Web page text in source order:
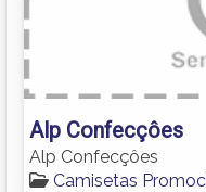
Alp Confecçôes
Alp Confecçôes
Camisetas